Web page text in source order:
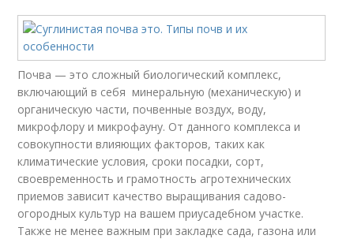
Почва — это сложный биологический комплекс,
включающий в себя минеральную (механическую) и
органическую части, почвенные воздух, воду,
микрофлору и микрофауну. От данного комплекса и
совокупности влияющих факторов, таких как
климатические условия, сроки посадки, сорт,
своевременность и грамотность агротехнических
приемов зависит качество выращивания садово-
огородных культур на вашем приусадебном участке.
Также не менее важным при закладке сада, газона или